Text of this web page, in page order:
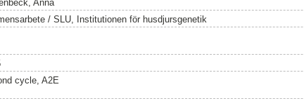
Anna
/ SLU, Institutionen för husdjursgenetik
cycle, A2E